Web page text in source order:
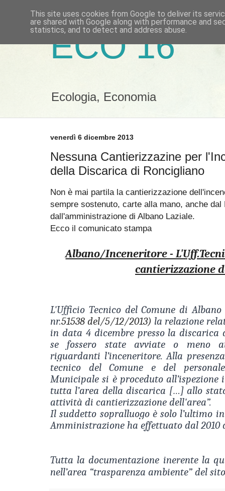
ECO 16
Ecologia, Economia
venerdì 6 dicembre 2013
Nessuna Cantierizzazine per
della Discarica di Roncigliano
Non è mai partila la cantierizzazione
sempre sostenuto, carte alla mano, anche
dall'amministrazione di Albano Laziale.
Ecco il comunicato stampa
Albano/Inceneritore -
cantierizzazione
L'Ufficio Tecnico del Comune di
nr.51538 del/5/12/2013) la relazione
in data 4 dicembre presso la discarica
se fossero state avviate o meno
riguardanti l’inceneritore. Alla
tecnico del Comune e del
Municipale si è proceduto
tutta l’area della discarica […] allo
attività di cantierizzazione dell'area”.
Il suddetto sopralluogo è solo l’ultimo
Amministrazione ha effettuato dal 2010
Tutta la documentazione inerente la
nell’area “trasparenza ambiente” del
This site uses cookies from Google to deliver its
are shared with Google along with performance and
statistics, and to detect and address abuse.